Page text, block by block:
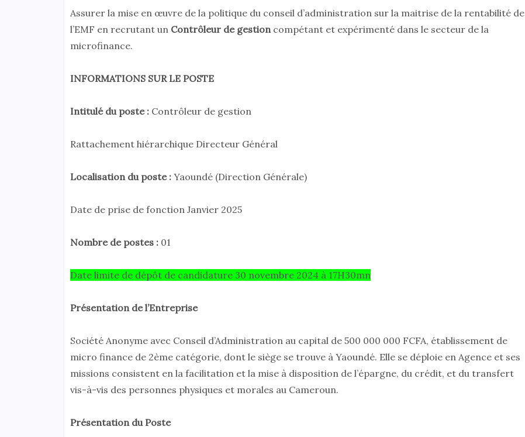
Assurer la mise en œuvre de la politique du conseil d’administration sur la maitrise de la rentabilité de
l’EMF en recrutant un Contrôleur de gestioncompétant et expérimenté dans le secteur de la
microfinance.
INFORMATIONS SUR LE POSTE
Intitulé du poste :Contrôleur de gestion
Rattachement hiérarchique Directeur Général
Localisation du poste :Yaoundé (Direction Générale)
Date de prise de fonction Janvier 2025
Nombre de postes :01
Date limite de dépôt de candidature 30 novembre 2024 à 17H30mn
Présentation de l’Entreprise
Société Anonyme avec Conseil d’Administration au capital de 500 000 000 FCFA, établissement de
micro finance de 2ème catégorie, dont le siège se trouve à Yaoundé. Elle se déploie en Agence et ses
missions consistent en la facilitation et la mise à disposition de l’épargne, du crédit, et du transfert
vis-à-vis des personnes physiques et morales au Cameroun.
Présentation du Poste